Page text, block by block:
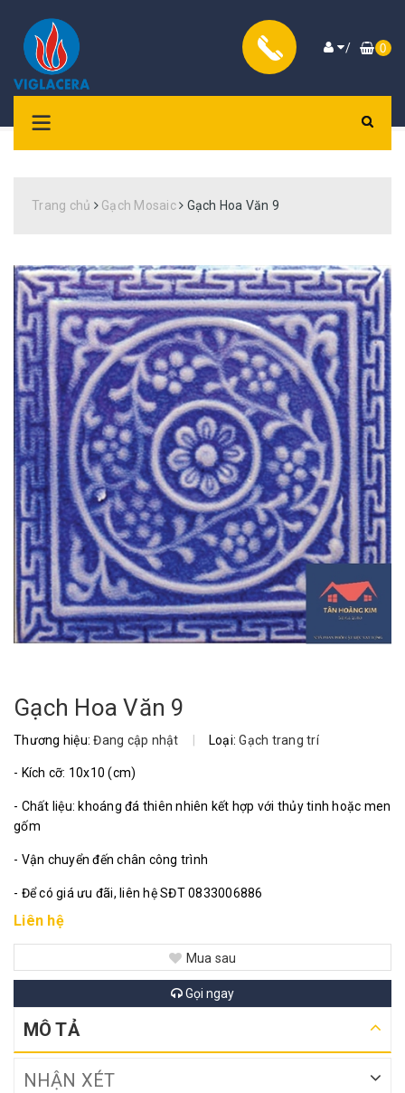
/ 0
Trang chủ Gạch Mosaic Gạch Hoa Văn 9
Gạch Hoa Văn 9
Thương hiệu:Đang cập nhật Loại:Gạch trang trí
- Kích cỡ: 10x10 (cm)
- Chất liệu: khoáng đá thiên nhiên kết hợp với thủy tinh hoặc men
gốm
- Vận chuyển đến chân công trình
- Để có giá ưu đãi, liên hệ SĐT 0833006886
Liên hệ
Mua sau
Gọi ngay
MÔ TẢ
NHẬN XÉT